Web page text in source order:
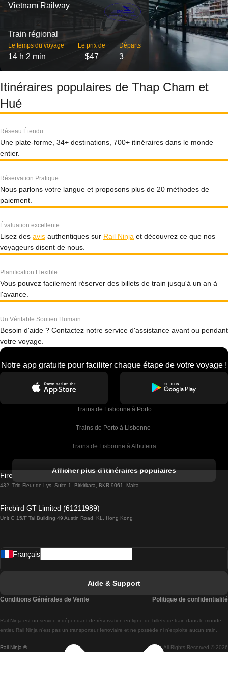
Vietnam Railway
Train régional
Le temps du voyage
14 h 2 min
Le prix de
$47
Départs
3
Itinéraires populaires de Thap Cham et
Hué
Réseau Étendu
Une plate-forme, 34+ destinations, 700+ itinéraires dans le monde
entier.
Réservation Pratique
Nous parlons votre langue et proposons plus de 20 méthodes de
paiement.
Évaluation excellente
Lisez des avis authentiques sur Rail Ninja et découvrez ce que nos
voyageurs disent de nous.
Planification Flexible
Vous pouvez facilement réserver des billets de train jusqu'à un an à
l'avance.
Un Véritable Soutien Humain
Besoin d'aide ? Contactez notre service d'assistance avant ou pendant
votre voyage.
Notre app gratuite pour faciliter chaque étape de votre voyage !
Trains de Lisbonne à Porto
Trains de Porto à Lisbonne
Trains de Lisbonne à Albufeira
Trains de Lisbonne à Lagos
Trains de Lisbonne à Madrid
Trains de Lisbonne à Braga
Trains de Braga à Lisbonne
Afficher plus d'itinéraires populaires
Firebird GT Limited (OC 1451)
432, Triq Fleur de Lys, Suite 1, Birkirkara, BKR 9061, Malta
Firebird GT Limited (61211989)
Unit G 15/F Tal Building 49 Austin Road, KL, Hong Kong
Rail Ninja ® All Rights Reserved © 2026
Rail.Ninja est un service indépendant de réservation en ligne de billets de train dans le monde
entier. Rail Ninja n'est pas un transporteur ferroviaire et ne possède ni n'exploite aucun train.
Français
Aide & Support
Conditions Générales de Vente Politique de confidentialité